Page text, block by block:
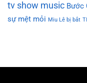
tv show music Bước
sự mệt mỏi Miu Lê bị bắt